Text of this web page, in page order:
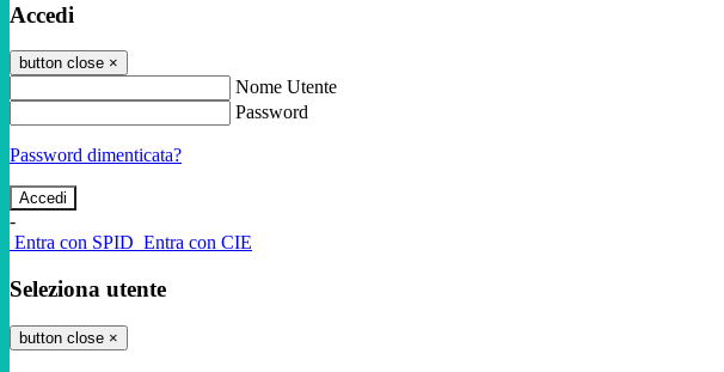
Accedi
button close ×
Nome Utente
Password
Password dimenticata?
-
Entra con SPID Entra con CIE
Seleziona utente
button close ×